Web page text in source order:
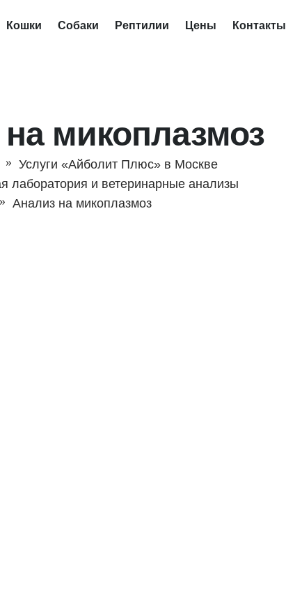
Кошки Собаки Рептилии Цены Контакты
микоплазмоз
Услуги «Айболит Плюс» в Москве
лаборатория и ветеринарные анализы
Анализ на микоплазмоз